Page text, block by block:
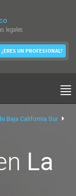
legales
¿ERES UN PROFESIONAL?
Baja California Sur
La